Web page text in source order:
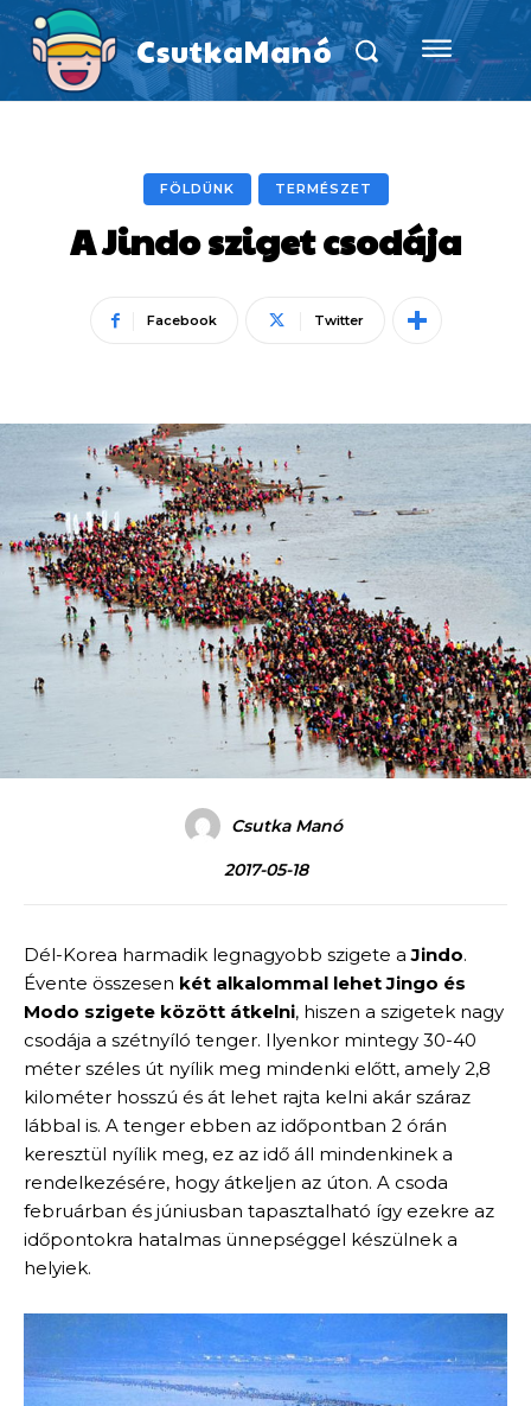
CsutkaManó
FÖLDÜNK TERMÉSZET
A Jindo sziget csodája
Facebook Twitter
Csutka Manó
2017-05-18
Dél-Korea harmadik legnagyobb szigete aJindo.
Évente összesen két alkalommal lehet Jingo és
Modo szigete között átkelni, hiszen a szigetek nagy
csodája a szétnyíló tenger. Ilyenkor mintegy 30-40
méter széles út nyílik meg mindenki előtt, amely 2,8
kilométer hosszú és át lehet rajta kelni akár száraz
lábbal is. A tenger ebben az időpontban 2 órán
keresztül nyílik meg, ez az idő áll mindenkinek a
rendelkezésére, hogy átkeljen az úton. A csoda
februárban és júniusban tapasztalható így ezekre az
időpontokra hatalmas ünnepséggel készülnek a
helyiek.